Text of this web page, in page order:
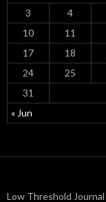
« Jun
3
4
10
11
17
18
24
25
31
Low Threshold Journal